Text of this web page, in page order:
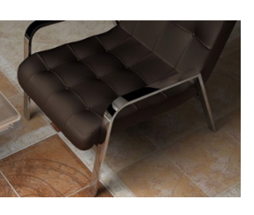
плитки важно важны не
цвет и размер, но и ее
Как же определить
керамической плитки и
Сейчас расскажем.